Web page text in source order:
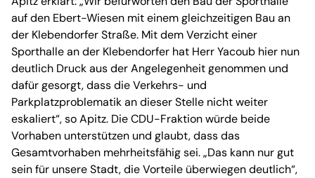
auf den Ebert-Wiesen mit einem gleichzeitigen Bau an
der Klebendorfer Straße. Mit dem Verzicht einer
Sporthalle an der Klebendorfer hat Herr Yacoub hier nun
deutlich Druck aus der Angelegenheit genommen und
dafür gesorgt, dass die Verkehrs- und
Parkplatzproblematik an dieser Stelle nicht weiter
eskaliert“, so Apitz. Die CDU-Fraktion würde beide
Vorhaben unterstützen und glaubt, dass das
Gesamtvorhaben mehrheitsfähig sei. „Das kann nur gut
sein für unsere Stadt, die Vorteile überwiegen deutlich“,